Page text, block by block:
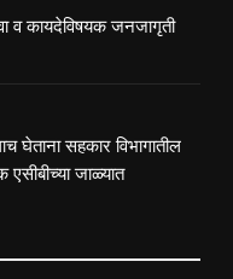
व कायदेविषयक जनजागृती
घेताना सहकार विभागातील
एसीबीच्या जाळ्यात